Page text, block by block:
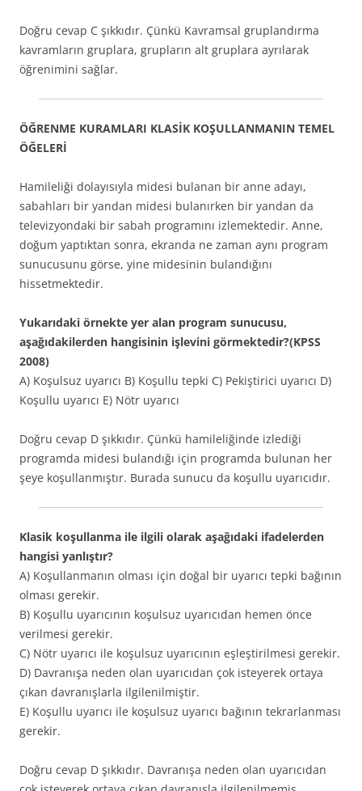
Doğru cevap C şıkkıdır. Çünkü Kavramsal gruplandırma
kavramların gruplara, grupların alt gruplara ayrılarak
öğrenimini sağlar.
ÖĞRENME KURAMLARI KLASİK KOŞULLANMANIN TEMEL
ÖĞELERİ
Hamileliği dolayısıyla midesi bulanan bir anne adayı,
sabahları bir yandan midesi bulanırken bir yandan da
televizyondaki bir sabah programını izlemektedir. Anne,
doğum yaptıktan sonra, ekranda ne zaman aynı program
sunucusunu görse, yine midesinin bulandığını
hissetmektedir.
Yukarıdaki örnekte yer alan program sunucusu,
aşağıdakilerden hangisinin işlevini görmektedir?(KPSS
2008)
A) Koşulsuz uyarıcı B) Koşullu tepki C) Pekiştirici uyarıcı D)
Koşullu uyarıcı E) Nötr uyarıcı
Doğru cevap D şıkkıdır. Çünkü hamileliğinde izlediği
programda midesi bulandığı için programda bulunan her
şeye koşullanmıştır. Burada sunucu da koşullu uyarıcıdır.
Klasik koşullanma ile ilgili olarak aşağıdaki ifadelerden
hangisi yanlıştır?
A) Koşullanmanın olması için doğal bir uyarıcı tepki bağının
olması gerekir.
B) Koşullu uyarıcının koşulsuz uyarıcıdan hemen önce
verilmesi gerekir.
C) Nötr uyarıcı ile koşulsuz uyarıcının eşleştirilmesi gerekir.
D) Davranışa neden olan uyarıcıdan çok isteyerek ortaya
çıkan davranışlarla ilgilenilmiştir.
E) Koşullu uyarıcı ile koşulsuz uyarıcı bağının tekrarlanması
gerekir.
Doğru cevap D şıkkıdır. Davranışa neden olan uyarıcıdan